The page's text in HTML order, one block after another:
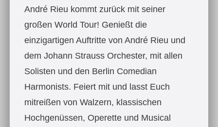
André Rieu kommt zurück mit seiner
großen World Tour! Genießt die
einzigartigen Auftritte von André Rieu und
dem Johann Strauss Orchester, mit allen
Solisten und den Berlin Comedian
Harmonists. Feiert mit und lasst Euch
mitreißen von Walzern, klassischen
Hochgenüssen, Operette und Musical